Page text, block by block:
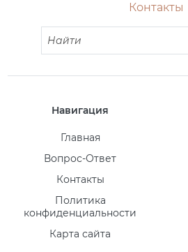
Контакты
Навигация
Главная
Вопрос-Ответ
Контакты
Политика
конфиденциальности
Карта сайта